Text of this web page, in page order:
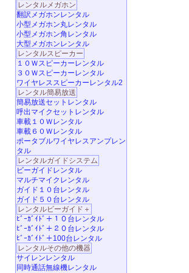
レンタルメガホン
翻訳メガホンレンタル
小型メガホン丸レンタル
小型メガホン角レンタル
大型メガホンレンタル
レンタルスピーカー
１０Ｗスピーカーレンタル
３０Ｗスピーカーレンタル
ワイヤレススピーカーレンタル2
レンタル簡易放送
簡易放送セットレンタル
呼出マイクセットレンタル
車載１０Ｗレンタル
車載６０Ｗレンタル
ポータブルワイヤレスアンプレン
タル
レンタルガイドシステム
ビーガイドレンタル
マルチマイクレンタル
ガイド１０台レンタル
ガイド５０台レンタル
レンタルビーガイド＋
ﾋﾞｰｶﾞｲﾄﾞ＋１０台レンタル
ﾋﾞｰｶﾞｲﾄﾞ＋２０台レンタル
ﾋﾞｰｶﾞｲﾄﾞ＋100台レンタル
レンタルその他の機器
サイレンレンタル
同時通話無線機レンタル